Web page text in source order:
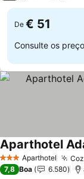
De € 51
Consulte os
3 EstrelasAparthotel
Ver preços
7,8 Boa 6.580